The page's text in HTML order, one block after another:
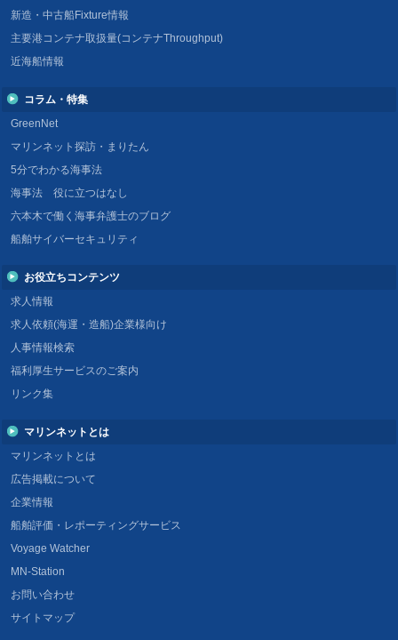
新造・中古船Fixture情報
主要港コンテナ取扱量(コンテナThroughput)
近海船情報
コラム・特集
GreenNet
マリンネット探訪・まりたん
5分でわかる海事法
海事法 役に立つはなし
六本木で働く海事弁護士のブログ
船舶サイバーセキュリティ
お役立ちコンテンツ
求人情報
求人依頼(海運・造船)企業様向け
人事情報検索
福利厚生サービスのご案内
リンク集
マリンネットとは
マリンネットとは
広告掲載について
企業情報
船舶評価・レポーティングサービス
Voyage Watcher
MN-Station
お問い合わせ
サイトマップ